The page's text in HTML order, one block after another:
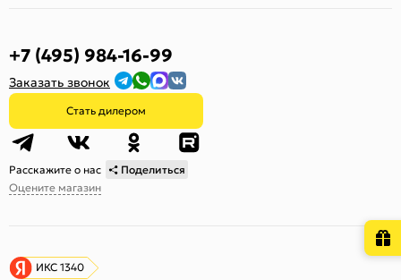
+7 (495) 984-16-99
Заказать звонок
Стать дилером
Расскажите о нас
Поделиться
Оцените магазин
ИКС 1340